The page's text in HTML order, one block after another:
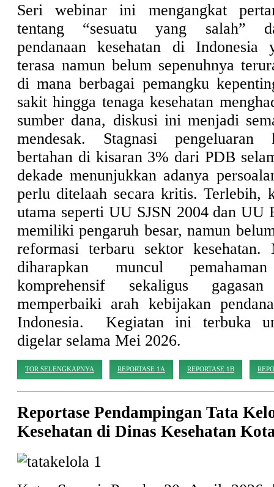
Seri webinar ini mengangkat
tentang “sesuatu yang salah”
pendanaan kesehatan di Indonesia
terasa namun belum sepenuhnya
di mana berbagai pemangku
sakit hingga tenaga kesehatan
sumber dana, diskusi ini menjadi
mendesak. Stagnasi pengeluaran
bertahan di kisaran 3% dari PDB
dekade menunjukkan adanya
perlu ditelaah secara kritis. Terlebih,
utama seperti UU SJSN 2004 dan UU
memiliki pengaruh besar, namun
reformasi terbaru sektor
diharapkan muncul
komprehensif sekaligus
memperbaiki arah kebijakan
Indonesia. Kegiatan ini terbuka
digelar selama Mei 2026.
TOR SELENGKAPNYA REPORTASE 1A REPORTASE 1B
Reportase Pendampingan Tata
Kesehatan di Dinas Kesehatan